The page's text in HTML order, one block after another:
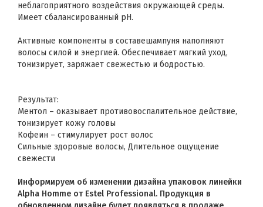
неблагоприятного воздействия окружающей среды.
Имеет сбалансированный рН.
Активные компоненты в составешампуня наполняют
волосы силой и энергией. Обеспечивает мягкий уход,
тонизирует, заряжает свежестью и бодростью.
Результат:
Ментол – оказывает противовоспалительное действие,
тонизирует кожу головы
Кофеин – стимулирует рост волос
Сильные здоровые волосы, Длительное ощущение
свежести
Информируем об изменении дизайна упаковок линейки
Alpha Homme от Estel Professional. Продукция в